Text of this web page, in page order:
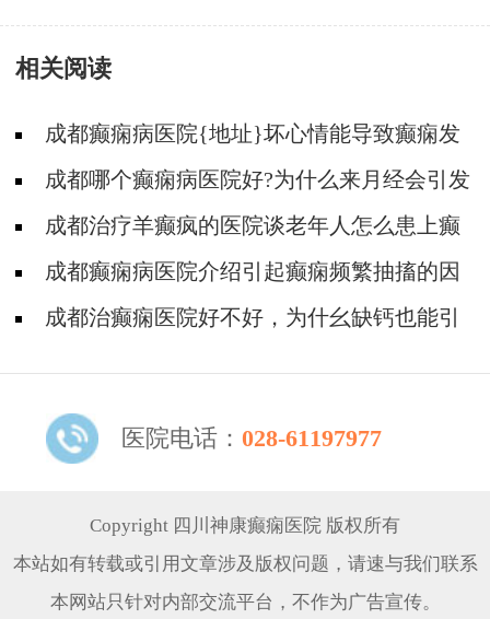
要因人而异
相关阅读
成都癫痫病医院{地址}坏心情能导致癫痫发
作吗?成都哪个癫痫病医院好?为什么来月经会引发
癫痫病?
成都治疗羊癫疯的医院谈老年人怎么患上癫
痫病的?
成都癫痫病医院介绍引起癫痫频繁抽搐的因
素
成都治癫痫医院好不好，为什幺缺钙也能引
医院电话： 028-61197977
Copyright 四川神康癫痫医院 版权所有
本站如有转载或引用文章涉及版权问题，请速与我们联系
本网站只针对内部交流平台，不作为广告宣传。